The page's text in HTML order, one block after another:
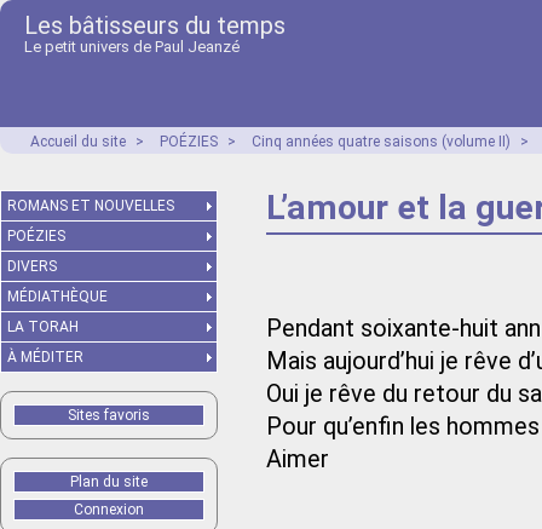
Les bâtisseurs du temps
Le petit univers de Paul Jeanzé
Accueil du site > POÉZIES > Cinq années quatre saisons (volume II) >
L’amour et la
Pendant soixante-huit
Mais aujourd’hui je rêve
Oui je rêve du retour du
Pour qu’enfin les
Aimer
ROMANS ET NOUVELLES
POÉZIES
DIVERS
MÉDIATHÈQUE
LA TORAH
À MÉDITER
Sites favoris
Plan du site
Connexion